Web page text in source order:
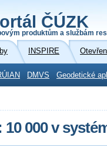
ČÚZK
produktům a službám
INSPIRE
DMVS Geodetické
000 v